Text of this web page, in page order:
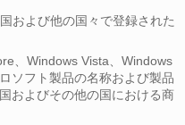
および他の国々で登録された
、Windows Vista、Windows
ソフト製品の名称および製品
およびその他の国における商